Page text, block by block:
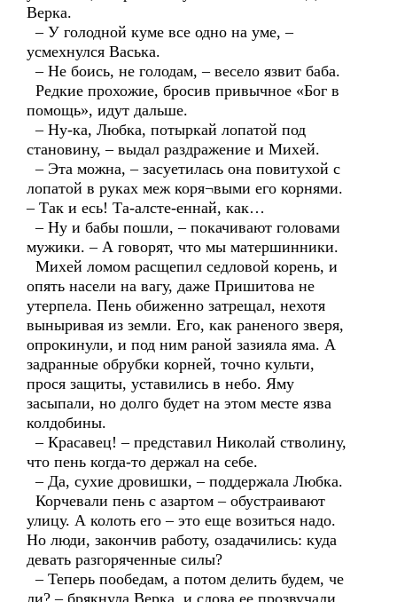
Верка.
– У голодной куме все одно на уме, –
усмехнулся Васька.
– Не боись, не голодам, – весело язвит баба.
Редкие прохожие, бросив привычное «Бог в
помощь», идут дальше.
– Ну-ка, Любка, потыркай лопатой под
становину, – выдал раздражение и Михей.
– Эта можна, – засуетилась она повитухой с
лопатой в руках меж коря¬выми его корнями.
– Так и есь! Та-алсте-еннай, как…
– Ну и бабы пошли, – покачивают головами
мужики. – А говорят, что мы матершинники.
Михей ломом расщепил седловой корень, и
опять насели на вагу, даже Пришитова не
утерпела. Пень обиженно затрещал, нехотя
выныривая из земли. Его, как раненого зверя,
опрокинули, и под ним раной зазияла яма. А
задранные обрубки корней, точно культи,
прося защиты, уставились в небо. Яму
засыпали, но долго будет на этом месте язва
колдобины.
– Красавец! – представил Николай стволину,
что пень когда-то держал на себе.
– Да, сухие дровишки, – поддержала Любка.
Корчевали пень с азартом – обустраивают
улицу. А колоть его – это еще возиться надо.
Но люди, закончив работу, озадачились: куда
девать разгоряченные силы?
– Теперь пообедам, а потом делить будем, че
ли? – брякнула Верка, и слова ее прозвучали,